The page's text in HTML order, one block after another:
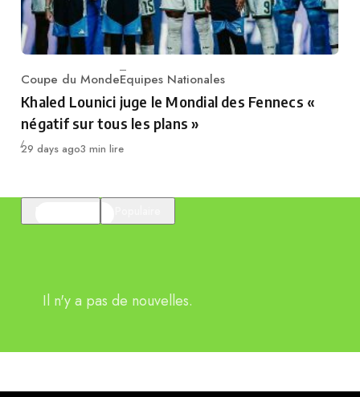
Category
Coupe du MondeEquipes Nationales
Khaled Lounici juge le Mondial des Fennecs «
négatif sur tous les plans »
Publié
29 days ago3 min lire
Il n'y a pas de nouvelles.